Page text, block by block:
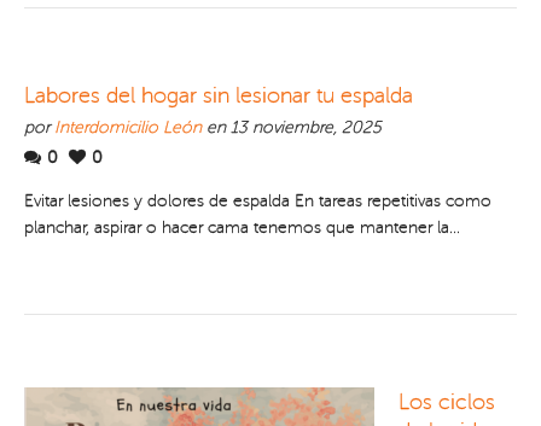
Labores del hogar sin lesionar tu espalda
porInterdomicilio Leónen 13 noviembre, 2025
0
0
Evitar lesiones y dolores de espalda En tareas repetitivas como
planchar, aspirar o hacer cama tenemos que mantener la...
Los ciclos